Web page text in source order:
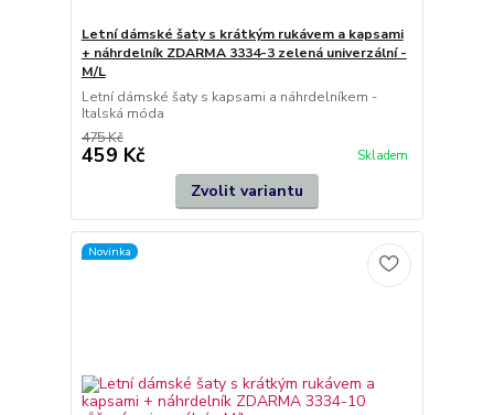
Letní dámské šaty s krátkým rukávem a kapsami
+ náhrdelník ZDARMA 3334-3 zelená univerzální -
M/L
Letní dámské šaty s kapsami a náhrdelníkem -
Italská móda
475 Kč
459 Kč Skladem
Zvolit variantu
Novinka